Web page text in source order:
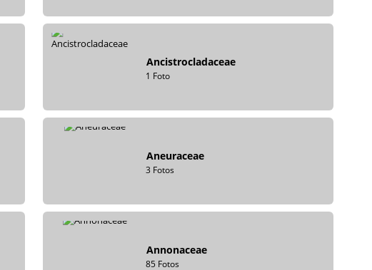
Ancistrocladaceae
1 Foto
Aneuraceae
3 Fotos
Annonaceae
85 Fotos